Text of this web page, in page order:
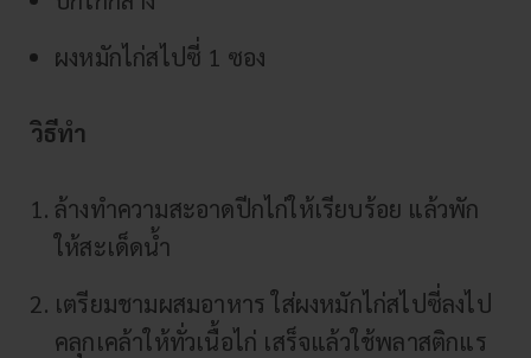
ผงหมักไก่สไปซี่ 1 ซอง
วิธีทำ
ล้างทำความสะอาดปีกไก่ให้เรียบร้อย แล้วพัก
ให้สะเด็ดน้ำ
เตรียมชามผสมอาหาร ใส่ผงหมักไก่สไปซี่ลงไป
คลุกเคล้าให้ทั่วเนื้อไก่ เสร็จแล้วใช้พลาสติกแร